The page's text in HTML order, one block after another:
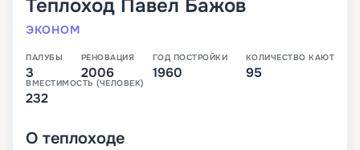
Теплоход Павел Бажов
ЭКОНОМ
ПАЛУБЫ
3
РЕНОВАЦИЯ
2006
ГОД ПОСТРОЙКИ
1960
КОЛИЧЕСТВО КАЮТ
95
ВМЕСТИМОСТЬ (ЧЕЛОВЕК)
232
О теплоходе